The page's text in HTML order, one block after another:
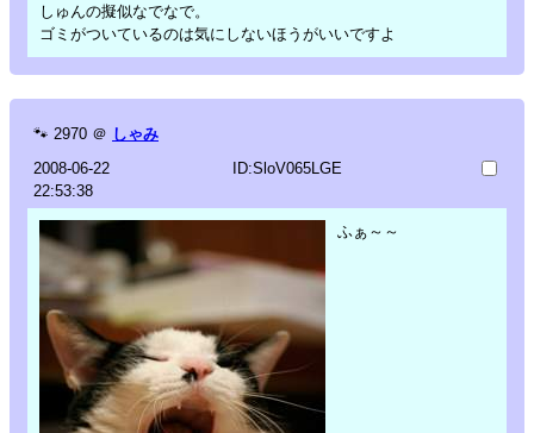
しゅんの擬似なでなで。
ゴミがついているのは気にしないほうがいいですよ
🐾 2970 ＠ しゃみ
2008-06-22
22:53:38
ID:SloV065LGE
ふぁ～～